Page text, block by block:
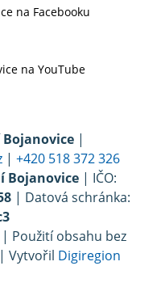
na Facebooku
na YouTube
|
| +420 518 372 326
Bojanovice| IČO:
| Datová schránka:
| Použití obsahu bez
Vytvořil Digiregion